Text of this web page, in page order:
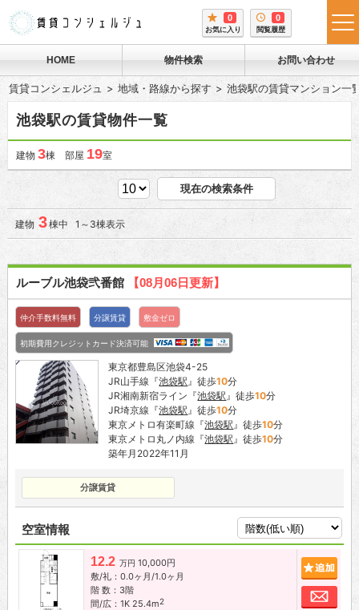
0
お気に入り
0
閲覧履歴
HOME 物件検索 お問い合わせ
賃貸コンシェルジュ 地域・路線から探す 池袋駅の賃貸マンション一
池袋駅の賃貸物件一覧
建物 3棟 部屋 19室
現在の検索条件
建物 3棟中 1～3棟表示
ルーブル池袋弐番館 【08月06日更新】
仲介手数料無料 分譲賃貸 敷金ゼロ
初期費用クレジットカード決済可能
東京都豊島区池袋4-25
JR山手線『池袋駅』徒歩10分
JR湘南新宿ライン『池袋駅』徒歩10分
JR埼京線『池袋駅』徒歩10分
東京メトロ有楽町線『池袋駅』徒歩10分
東京メトロ丸ノ内線『池袋駅』徒歩10分
築年月2022年11月
分譲賃貸
空室情報
12.2 万円 10,000円
敷/礼：0.0ヶ月/1.0ヶ月
階 数：3階
間/広：1K 25.4m2
お